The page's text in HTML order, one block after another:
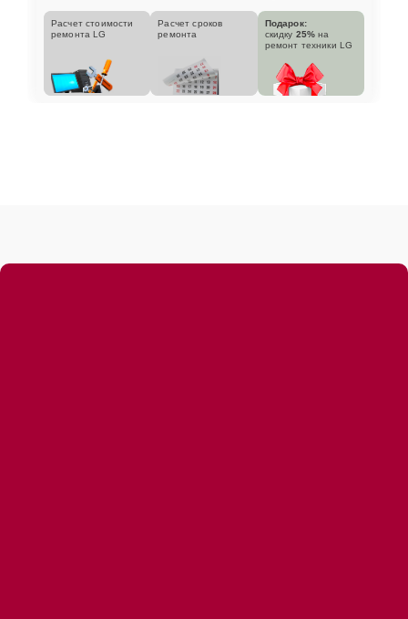
Расчет стоимости
ремонта LG
Расчет сроков
ремонта
Подарок:
скидку 25% на
ремонт техники LG